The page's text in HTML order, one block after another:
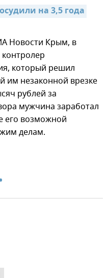
на 3,5 года
Новости Крым, в
который решил
им незаконной врезке
рублей за
мужчина заработал
его возможной
делам.